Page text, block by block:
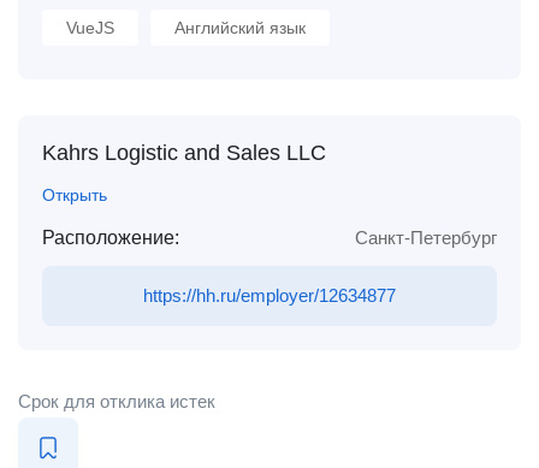
VueJS Английский язык
Kahrs Logistic and Sales LLC
Открыть
Расположение: Санкт-Петербург
https://hh.ru/employer/12634877
Срок для отклика истек